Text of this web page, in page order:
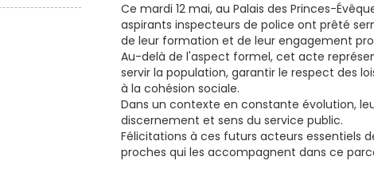
Ce mardi 12 mai, au Palais des Princes-
aspirants inspecteurs de police ont prêté
de leur formation et de leur engagement
Au-delà de l'aspect formel, cet acte
servir la population, garantir le respect des
à la cohésion sociale.
Dans un contexte en constante évolution,
discernement et sens du service public.
Félicitations à ces futurs acteurs essentiels
proches qui les accompagnent dans ce